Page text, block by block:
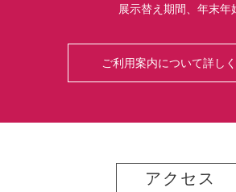
展示替え期間、年末年
ご利用案内について詳し
アクセス